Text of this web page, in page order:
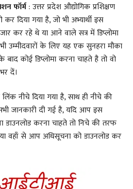
फॉर्म: उत्तर प्रदेश औद्योगिक प्रशिक्षण
कर दिया गया है, जो भी अभ्यार्थी इस
कर रहे थे या आने वाले सत्र में डिप्लोमा
उम्मीदवारों के लिए यह एक सुनहरा मौका
बाद कोई डिप्लोमा करना चाहते है तो वो
दें।
नीचे दिया गया है, साथ ही नीचे की
जानकारी दी गई है, यदि आप इस
डाउनलोड करना चाहते तो निचे की तरफ
वहाँ से आप अधिसूचना को डाउनलोड कर